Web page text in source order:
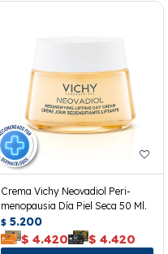
Crema Vichy Neovadiol Peri-
menopausia Día Piel Seca 50 Ml.
$ 5.200
$ 4.420 $ 4.420